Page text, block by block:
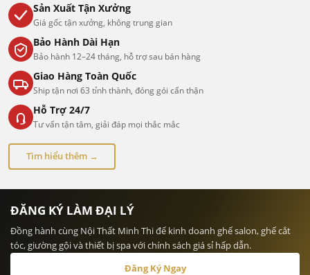
Sản Xuất Tận Xưởng
Giá gốc tận xưởng, không trung gian
Bảo Hành Dài Hạn
Bảo hành 12–24 tháng, hỗ trợ sau bán hàng
Giao Hàng Toàn Quốc
Ship tận nơi 63 tỉnh thành, đóng gói cẩn thận
Hỗ Trợ 24/7
Tư vấn tận tâm, giải đáp mọi thắc mắc
Tìm hiểu thêm →
ĐĂNG KÝ LÀM ĐẠI LÝ
Đồng hành cùng Nội Thất Minh Thi để kinh doanh ghế salon, ghế cắt
tóc, giường gội và thiết bị spa với chính sách giá sỉ hấp dẫn.
Đăng Ký Ngay